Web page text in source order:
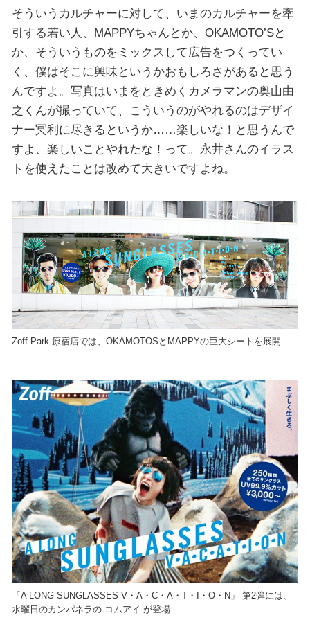
そういうカルチャーに対して、いまのカルチャーを牽
引する若い人、MAPPYちゃんとか、OKAMOTO’Sと
か、そういうものをミックスして広告をつくってい
く、僕はそこに興味というかおもしろさがあると思う
んですよ。写真はいまをときめくカメラマンの奥山由
之‬くんが撮っていて、こういうのがやれるのはデザイ
ナー冥利に尽きるというか……楽しいな！と思うんで
すよ、楽しいことやれたな！って。永井さんのイラス
トを使えたことは改めて大きいですよね。
Zoff Park 原宿店では、OKAMOTOS‬と‪MAPPY‬の巨大シートを展開
「A LONG SUNGLASSES V・A・C・A・T・I・O・N」 第2弾には、‎
水曜日のカンパネラの ‪‎コムアイ‬ が登場